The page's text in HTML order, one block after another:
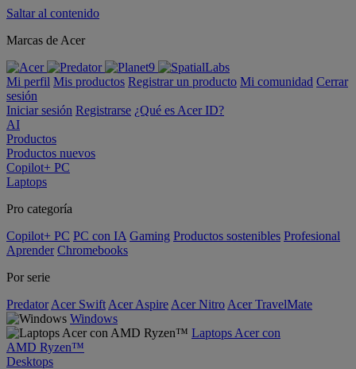
Saltar al contenido
Marcas de Acer
Mi perfil Mis productos Registrar un producto Mi comunidad Cerrar
sesión
Iniciar sesión Registrarse ¿Qué es Acer ID?
AI
Productos
Productos nuevos
Copilot+ PC
Laptops
Pro categoría
Copilot+ PC PC con IA Gaming Productos sostenibles Profesional
Aprender Chromebooks
Por serie
Predator Acer Swift Acer Aspire Acer Nitro Acer TravelMate
Windows
Laptops Acer con
AMD Ryzen™
Desktops